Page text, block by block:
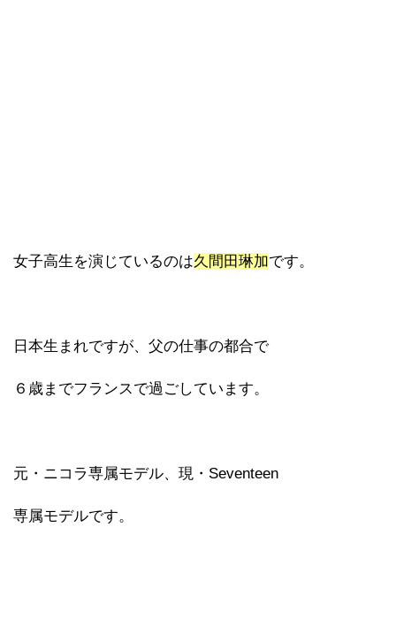
女子高生を演じているのは久間田琳加です。
日本生まれですが、父の仕事の都合で
６歳までフランスで過ごしています。
元・ニコラ専属モデル、現・Seventeen
専属モデルです。